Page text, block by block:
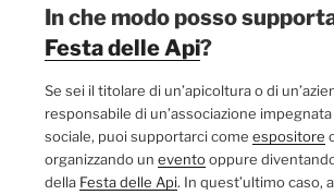
In che modo posso
Festa delle Api?
Se sei il titolare di un’apicoltura o di
responsabile di un’associazione
sociale, puoi supportarci come espositore
organizzando un eventooppure
della Festa delle Api. In quest’ultimo caso,